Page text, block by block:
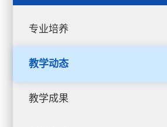
专业培养
教学动态
教学成果